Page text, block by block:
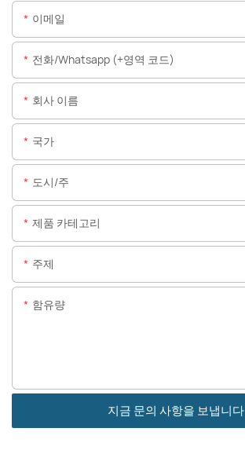
이메일
전화/whatsapp (+영역 코드)
회사 이름
국가
도시/주
제품 카테고리
주제
함유량
지금 문의 사항을 보냅니다